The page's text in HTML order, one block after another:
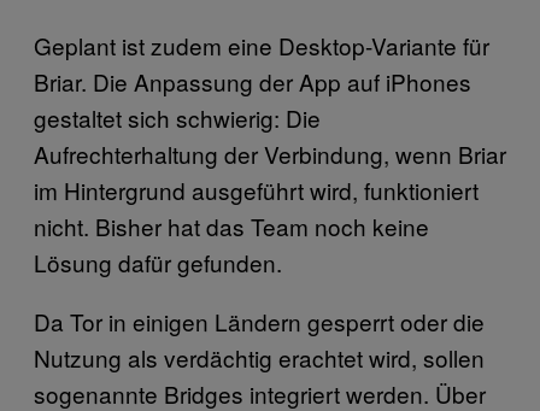
Geplant ist zudem eine Desktop-Variante für
Briar. Die Anpassung der App auf iPhones
gestaltet sich schwierig: Die
Aufrechterhaltung der Verbindung, wenn Briar
im Hintergrund ausgeführt wird, funktioniert
nicht. Bisher hat das Team noch keine
Lösung dafür gefunden.
Da Tor in einigen Ländern gesperrt oder die
Nutzung als verdächtig erachtet wird, sollen
sogenannte Bridges integriert werden. Über